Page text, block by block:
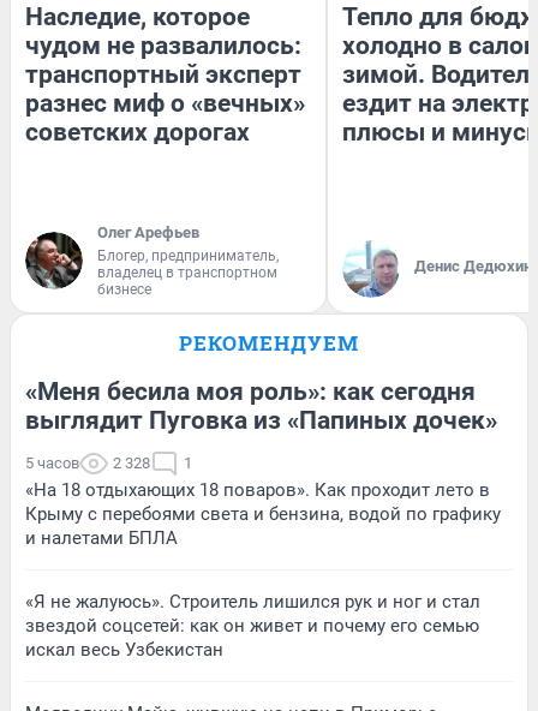
Наследие, которое
чудом не развалилось:
транспортный эксперт
разнес миф о «вечных»
советских дорогах
Олег Арефьев
Блогер, предприниматель,
владелец в транспортном
бизнесе
Тепло для
холодно в
зимой.
ездит на
плюсы и
Денис Дедюхин
РЕКОМЕНДУЕМ
«Меня бесила моя роль»: как сегодня
выглядит Пуговка из «Папиных дочек»
5 часов 2 328 1
«На 18 отдыхающих 18 поваров». Как проходит лето в
Крыму с перебоями света и бензина, водой по графику
и налетами БПЛА
«Я не жалуюсь». Строитель лишился рук и ног и стал
звездой соцсетей: как он живет и почему его семью
искал весь Узбекистан